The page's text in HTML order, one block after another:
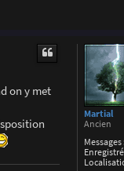
Martial
Ancien
Messages :
on y met